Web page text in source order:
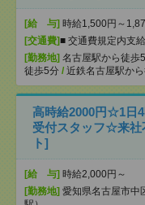
[給 与] 時給1,500円～
[交通費]■ 交通費規定内支
[勤務地] 名古屋駅から徒歩
徒歩5分 / 近鉄名古屋駅か
高時給2000円☆1日
受付スタッフ☆来社
ト]
[給 与] 時給2,000円～
[勤務地] 愛知県名古屋市中